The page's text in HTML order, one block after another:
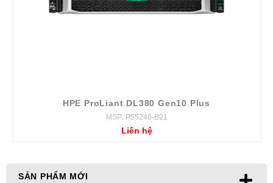
HPE ProLiant DL380 Gen10 Plus
MSP: P55246-B21
Liên hệ
SẢN PHẨM MỚI